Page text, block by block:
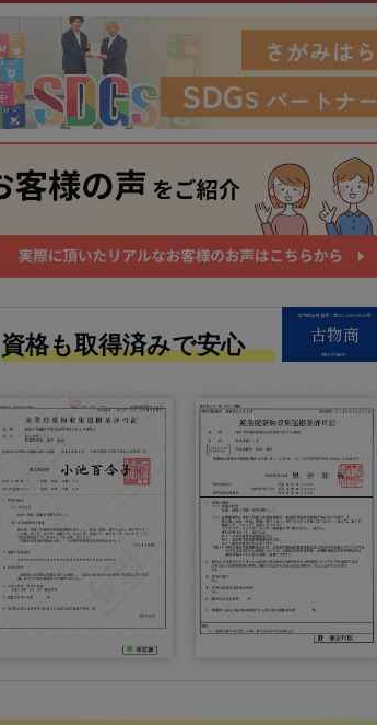
古物商許可番号：第451450019940号
古物商
株式会社FIT
資格も取得済みで安心